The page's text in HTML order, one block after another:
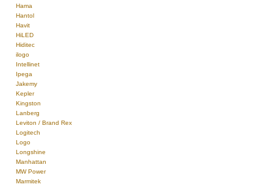
Hama
Hantol
Havit
HiLED
Hiditec
ilogo
Intellinet
Ipega
Jakemy
Kepler
Kingston
Lanberg
Leviton / Brand Rex
Logitech
Logo
Longshine
Manhattan
MW Power
Marmitek